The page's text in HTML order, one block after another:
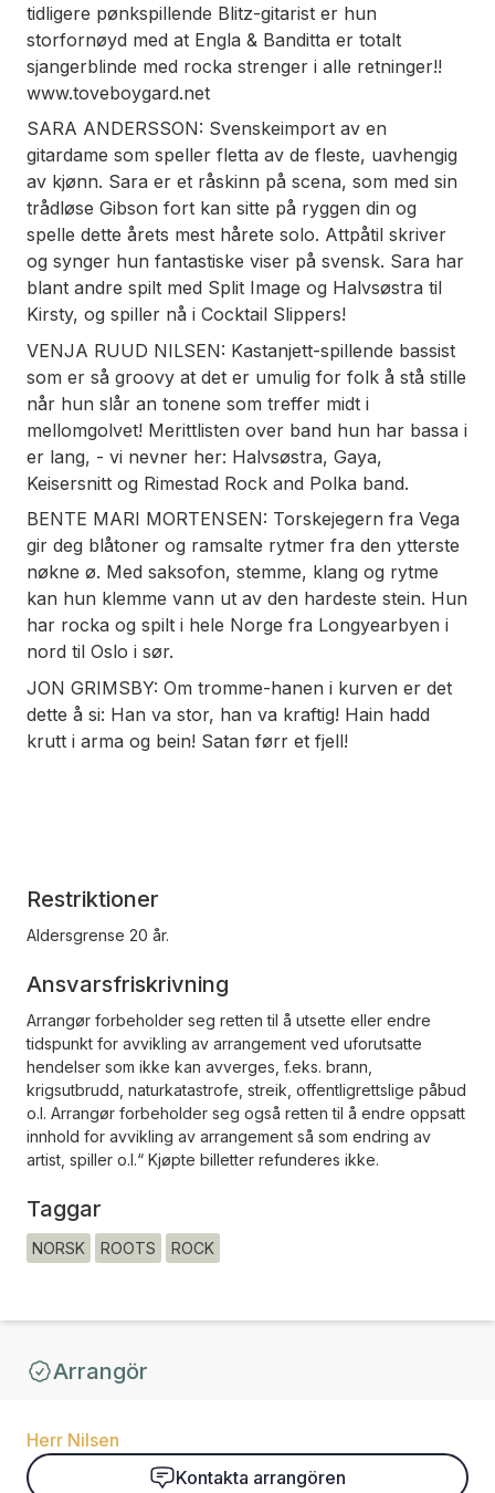
tidligere pønkspillende Blitz-gitarist er hun
storfornøyd med at Engla & Banditta er totalt
sjangerblinde med rocka strenger i alle retninger!!
www.toveboygard.net
SARA ANDERSSON: Svenskeimport av en
gitardame som speller fletta av de fleste, uavhengig
av kjønn. Sara er et råskinn på scena, som med sin
trådløse Gibson fort kan sitte på ryggen din og
spelle dette årets mest hårete solo. Attpåtil skriver
og synger hun fantastiske viser på svensk. Sara har
blant andre spilt med Split Image og Halvsøstra til
Kirsty, og spiller nå i Cocktail Slippers!
VENJA RUUD NILSEN: Kastanjett-spillende bassist
som er så groovy at det er umulig for folk å stå stille
når hun slår an tonene som treffer midt i
mellomgolvet! Merittlisten over band hun har bassa i
er lang, - vi nevner her: Halvsøstra, Gaya,
Keisersnitt og Rimestad Rock and Polka band.
BENTE MARI MORTENSEN: Torskejegern fra Vega
gir deg blåtoner og ramsalte rytmer fra den ytterste
nøkne ø. Med saksofon, stemme, klang og rytme
kan hun klemme vann ut av den hardeste stein. Hun
har rocka og spilt i hele Norge fra Longyearbyen i
nord til Oslo i sør.
JON GRIMSBY: Om tromme-hanen i kurven er det
dette å si: Han va stor, han va kraftig! Hain hadd
krutt i arma og bein! Satan førr et fjell!
Restriktioner
Aldersgrense 20 år.
Ansvarsfriskrivning
Arrangør forbeholder seg retten til å utsette eller endre
tidspunkt for avvikling av arrangement ved uforutsatte
hendelser som ikke kan avverges, f.eks. brann,
krigsutbrudd, naturkatastrofe, streik, offentligrettslige påbud
o.l. Arrangør forbeholder seg også retten til å endre oppsatt
innhold for avvikling av arrangement så som endring av
artist, spiller o.l.“ Kjøpte billetter refunderes ikke.
Taggar
NORSK ROOTS ROCK
Arrangör
Herr Nilsen
Kontakta arrangören